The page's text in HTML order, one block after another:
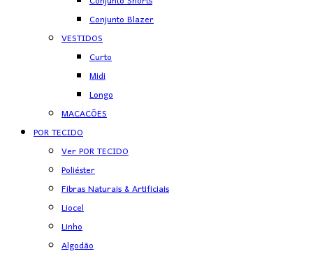
Conjunto Blazer
VESTIDOS
Curto
Midi
Longo
MACACÕES
POR TECIDO
Ver POR TECIDO
Poliéster
Fibras Naturais & Artificiais
Liocel
Linho
Algodão